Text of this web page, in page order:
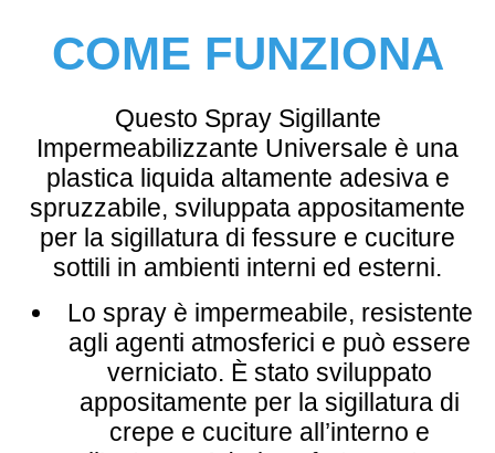
COME FUNZIONA
Questo Spray Sigillante
Impermeabilizzante Universale è una
plastica liquida altamente adesiva e
spruzzabile, sviluppata appositamente
per la sigillatura di fessure e cuciture
sottili in ambienti interni ed esterni.
Lo spray è impermeabile, resistente
agli agenti atmosferici e può essere
verniciato. È stato sviluppato
appositamente per la sigillatura di
crepe e cuciture all’interno e